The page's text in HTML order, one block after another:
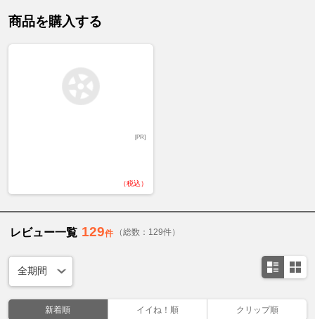
商品を購入する
[PR]
（税込）
レビュー一覧 129件 （総数：129件）
新着順 イイね！順 クリップ順